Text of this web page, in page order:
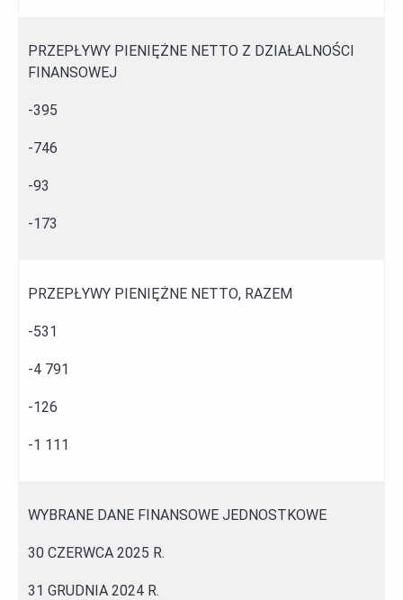
PRZEPŁYWY PIENIĘŻNE NETTO Z DZIAŁALNOŚCI
FINANSOWEJ
-395
-746
-93
-173
PRZEPŁYWY PIENIĘŻNE NETTO, RAZEM
-531
-4 791
-126
-1 111
WYBRANE DANE FINANSOWE JEDNOSTKOWE
30 CZERWCA 2025 R.
31 GRUDNIA 2024 R.